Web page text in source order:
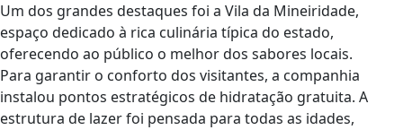
Um dos grandes destaques foi a Vila da Mineiridade,
espaço dedicado à rica culinária típica do estado,
oferecendo ao público o melhor dos sabores locais.
Para garantir o conforto dos visitantes, a companhia
instalou pontos estratégicos de hidratação gratuita. A
estrutura de lazer foi pensada para todas as idades,